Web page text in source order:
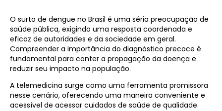
O surto de dengue no Brasil é uma séria preocupação de
saúde pública, exigindo uma resposta coordenada e
eficaz de autoridades e da sociedade em geral.
Compreender a importância do diagnóstico precoce é
fundamental para conter a propagação da doença e
reduzir seu impacto na população.
A telemedicina surge como uma ferramenta promissora
nesse cenário, oferecendo uma maneira conveniente e
acessível de acessar cuidados de saúde de qualidade.